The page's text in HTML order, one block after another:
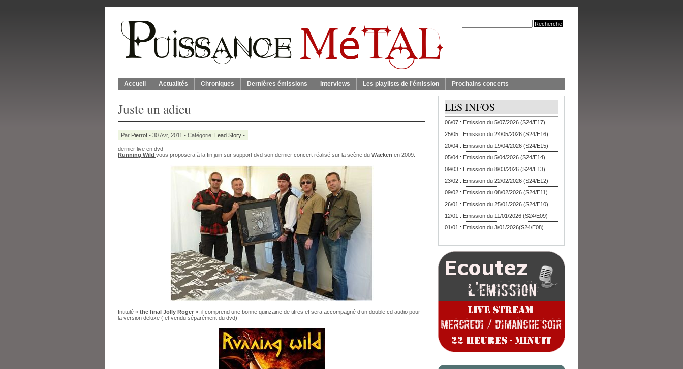
Accueil Actualités Chroniques Dernières émissions Interviews Les playlists de l'émission Prochains concerts
Juste un adieu
Par Pierrot • 30 Avr, 2011 • Catégorie: Lead Story •
dernier live en dvd
Running Wild vous proposera à la fin juin sur support dvd son dernier concert réalisé sur la scène du Wacken en 2009.
Intitulé « the final Jolly Roger », il comprend une bonne quinzaine de titres et sera accompagné d’un double cd audio pour
la version deluxe ( et vendu séparément du dvd)
LES INFOS
06/07 : Emission du 5/07/2026 (S24/E17)
25/05 : Emission du 24/05/2026 (S24/E16)
20/04 : Emission du 19/04/2026 (S24/E15)
05/04 : Emission du 5/04/2026 (S24/E14)
09/03 : Emission du 8/03/2026 (S24/E13)
23/02 : Emission du 22/02/2026 (S24/E12)
09/02 : Emission du 08/02/2026 (S24/E11)
26/01 : Emission du 25/01/2026 (S24/E10)
12/01 : Emission du 11/01/2026 (S24/E09)
01/01 : Emission du 3/01/2026(S24/E08)